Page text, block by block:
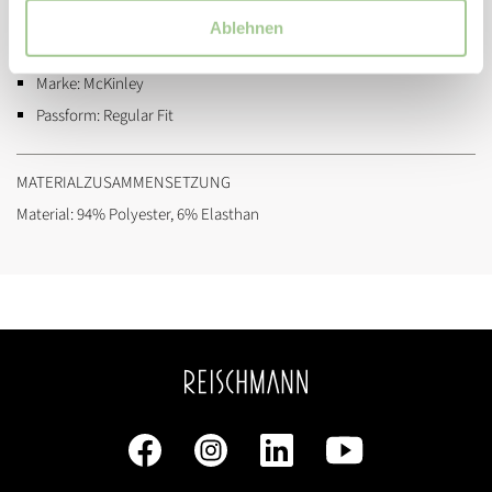
Ablehnen
wasserabweisend, windabweisend
Artikelnummer:419952
Marke:McKinley
Passform:Regular Fit
MATERIALZUSAMMENSETZUNG
Material: 94% Polyester, 6% Elasthan